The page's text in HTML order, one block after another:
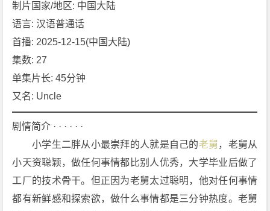
载
制片国家/地区: 中国大陆
语言: 汉语普通话
首播: 2025-12-15(中国大陆)
集数: 27
单集片长: 45分钟
又名: Uncle
剧情简介 · · · · · ·
小学生二胖从小最崇拜的人就是自己的老舅，老舅从
小天资聪颖，做任何事情都比别人优秀，大学毕业后做了
工厂的技术骨干。但正因为老舅太过聪明，他对任何事情
都有新鲜感和探索欲，做什么事情都是三分钟热度。老舅